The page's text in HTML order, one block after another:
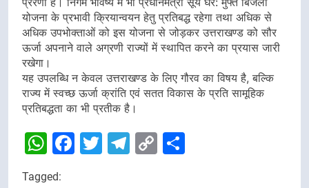
योजना के प्रभावी क्रियान्वयन हेतु प्रतिबद्ध रहेगा तथा अधिक से
अधिक उपभोक्ताओं को इस योजना से जोड़कर उत्तराखण्ड को सौर
ऊर्जा अपनाने वाले अग्रणी राज्यों में स्थापित करने का प्रयास जारी
रखेगा।
यह उपलब्धि न केवल उत्तराखण्ड के लिए गौरव का विषय है, बल्कि
राज्य में स्वच्छ ऊर्जा क्रांति एवं सतत विकास के प्रति सामूहिक
प्रतिबद्धता का भी प्रतीक है।
WhatsApp
Facebook
Twitter
Telegram
Copy
Tagged: